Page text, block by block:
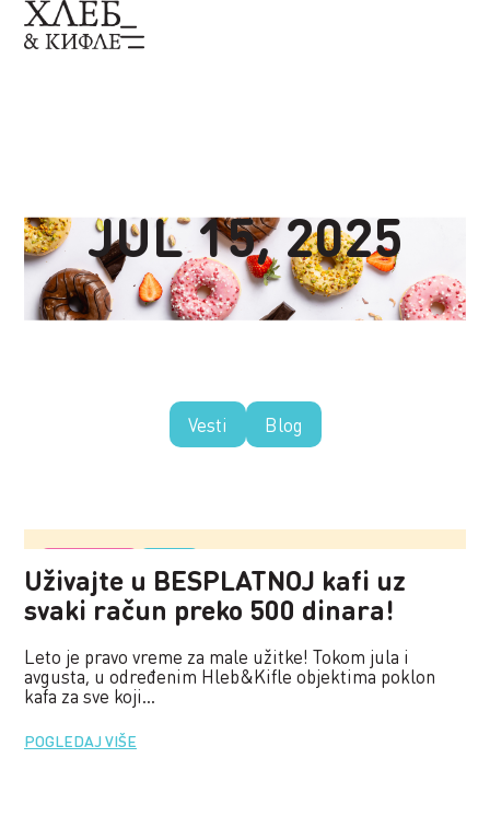
JUL 15, 2025
Vesti Blog
Uživajte u BESPLATNOJ kafi uz
svaki račun preko 500 dinara!
Leto je pravo vreme za male užitke! Tokom jula i
avgusta, u određenim Hleb&Kifle objektima poklon
kafa za sve koji...
POGLEDAJ VIŠE